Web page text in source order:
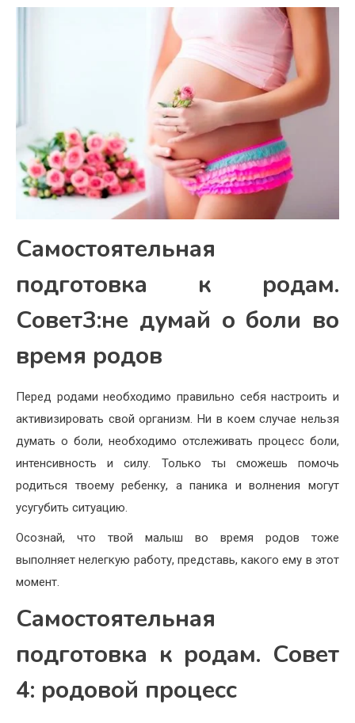
Самостоятельная
подготовка к родам.
Совет3:не думай о боли во
время родов
Перед родами необходимо правильно себя настроить и
активизировать свой организм. Ни в коем случае нельзя
думать о боли, необходимо отслеживать процесс боли,
интенсивность и силу. Только ты сможешь помочь
родиться твоему ребенку, а паника и волнения могут
усугубить ситуацию.
Осознай, что твой малыш во время родов тоже
выполняет нелегкую работу, представь, какого ему в этот
момент.
Самостоятельная
подготовка к родам. Совет
4: родовой процесс